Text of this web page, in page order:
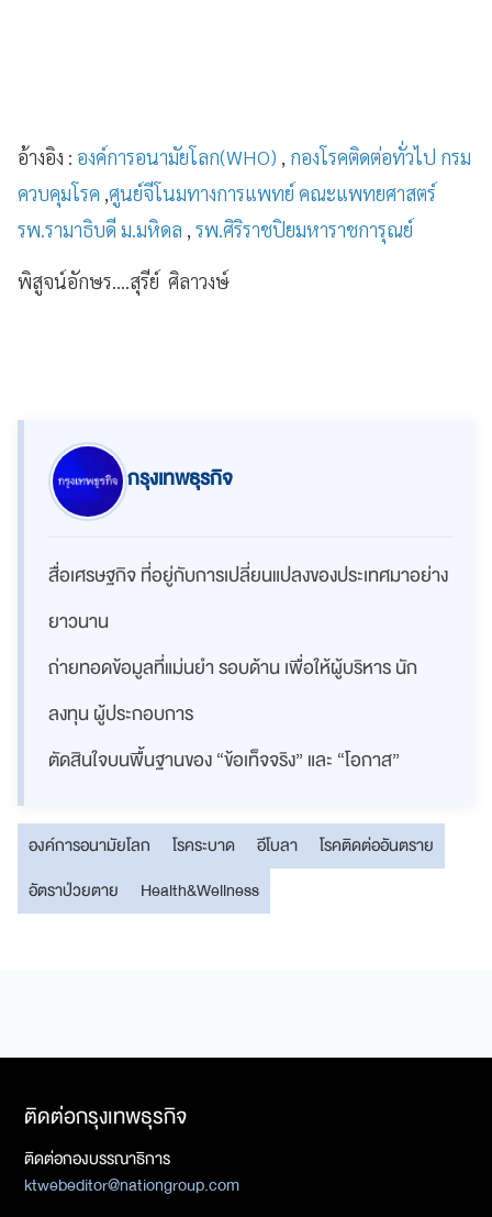
อ้างอิง : องค์การอนามัยโลก(WHO)
กองโรคติดต่อทั่วไป กรม
ควบคุมโรค ศูนย์จีโนมทางการแพทย์ คณะแพทยศาสตร์
รพ.รามาธิบดี ม.มหิดล รพ.ศิริราชปิยมหาราชการุณย์
พิสูจน์อักษร....สุรีย์ ศิลาวงษ์
กรุงเทพธุรกิจ
สื่อเศรษฐกิจ ที่อยู่กับการเปลี่ยนแปลงของประเทศมาอย่าง
ยาวนาน
ถ่ายทอดข้อมูลที่แม่นยำ รอบด้าน เพื่อให้ผู้บริหาร นัก
ลงทุน ผู้ประกอบการ
ตัดสินใจบนพื้นฐานของ “ข้อเท็จจริง” และ “โอกาส”
องค์การอนามัยโลก โรคระบาด อีโบลา
โรคติดต่ออันตราย
อัตราป่วยตาย
Health&Wellness
ติดต่อกรุงเทพธุรกิจ
ติดต่อกองบรรณาธิการ
ktwebeditor@nationgroup.com